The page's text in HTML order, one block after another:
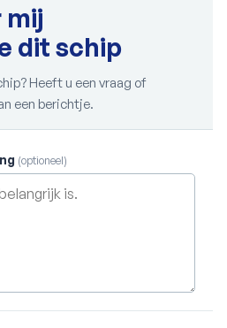
dit schip
Heeft u een vraag of
een berichtje.
(optioneel)